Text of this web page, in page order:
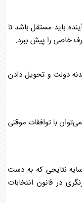
باید مستقل باشد تا
خاصی را پیش ببرد.
دولت و تحویل دادن
با توافقات موقتی
نتایجی که به دست
در قانون انتخابات